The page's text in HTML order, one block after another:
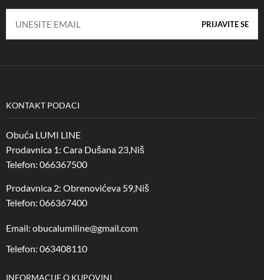
KONTAKT PODACI
Obuća LUMI LINE
Prodavnica 1: Cara Dušana 23,Niš
Telefon: 066367500
Prodavnica 2: Obrenovićeva 59,Niš
Telefon: 066367400
Email: obucalumiline@gmail.com
Telefon: 063408110
INFORMACIJE O KUPOVINI